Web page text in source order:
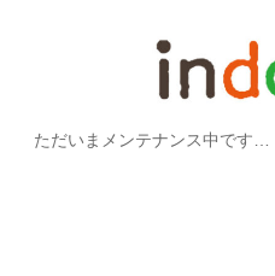
ただいまメンテナンス中です…